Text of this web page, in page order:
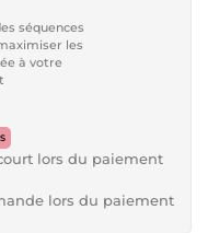
séquences
les
à votre
lors du paiement
lors du paiement